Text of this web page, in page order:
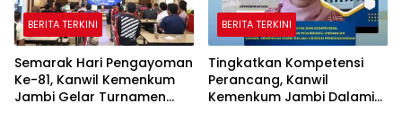
BERITA TERKINI
Semarak Hari Pengayoman
Ke-81, Kanwil Kemenkum
Jambi Gelar Turnamen
BERITA TERKINI
Tingkatkan Kompetensi
Perancang, Kanwil
Kemenkum Jambi Dalami